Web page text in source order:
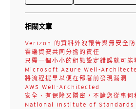
相關文章
Verizon 的資料外洩報告與無安全
雲端資安共同分擔的責任
只需一個小小的組態設定錯誤就可能
Microsoft Azure Well-
將流程提早以便在部署前發現漏洞
AWS Well-Architected
安全、有保障又隱密，不論您從事何
National Institute of Standards